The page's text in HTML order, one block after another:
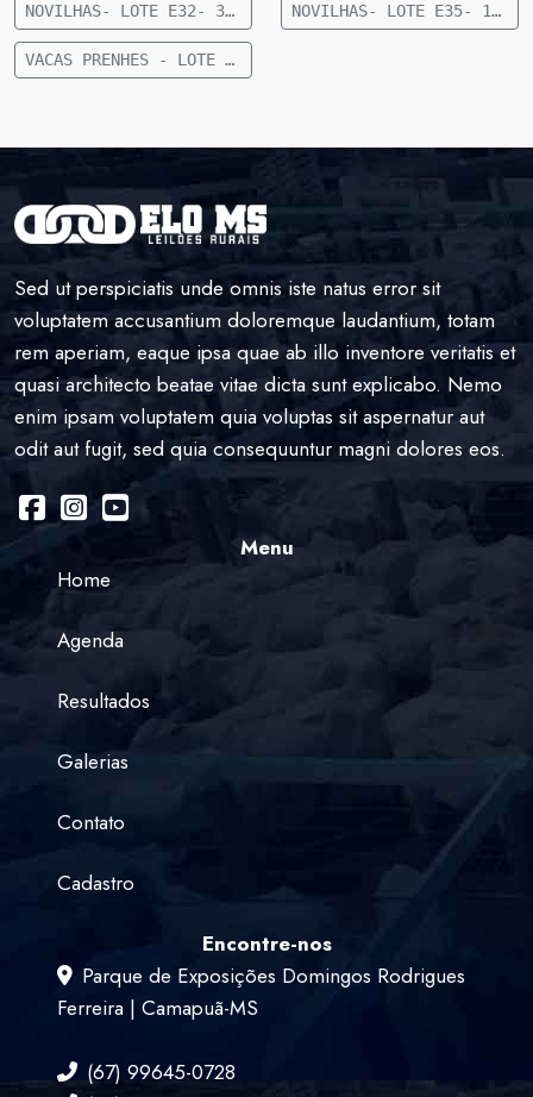
NOVILHAS- LOTE E32- 39 FÊMEAS NELORE- 18 A 24 MESES- 356 KG- 46 KM DE PARAISO DAS AGUAS SENTIDO CHAPADÃO DO SUL NOVILHAS- LOTE E35- 14 FÊMEAS NELORE- 18 A 24 MESES- 350 KG- 42 KM DE FIGUEIRÃO
VACAS PRENHES - LOTE E28 - 19 VACAS NELORE E CRUZAMENTO PRENHE (TERÇO MÉDIO A TERÇO FINAL) - 496 KG - 80 KM DE CAMAPUÃ
Sed ut perspiciatis unde omnis iste natus error sit
voluptatem accusantium doloremque laudantium, totam
rem aperiam, eaque ipsa quae ab illo inventore veritatis et
quasi architecto beatae vitae dicta sunt explicabo. Nemo
enim ipsam voluptatem quia voluptas sit aspernatur aut
odit aut fugit, sed quia consequuntur magni dolores eos.
Menu
Home
Agenda
Resultados
Galerias
Contato
Cadastro
Encontre-nos
Parque de Exposições Domingos Rodrigues
Ferreira | Camapuã-MS
(67) 99645-0728